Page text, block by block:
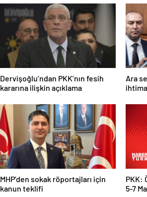
Dervişoğlu’ndan PKK’nın fesih
kararına ilişkin açıklama
Ara
MHP’den sokak röportajları için
kanun teklifi
PKK:
5-7